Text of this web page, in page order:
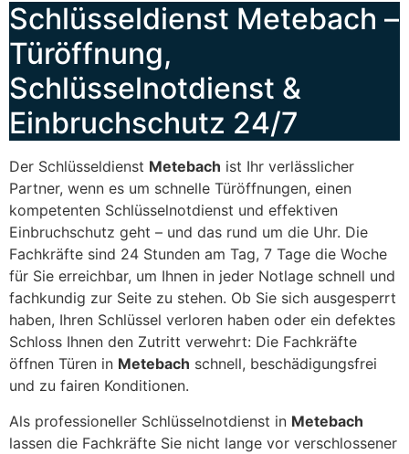
Schlüsseldienst Metebach –
Türöffnung,
Schlüsselnotdienst &
Einbruchschutz 24/7
Der Schlüsseldienst Metebach ist Ihr verlässlicher
Partner, wenn es um schnelle Türöffnungen, einen
kompetenten Schlüsselnotdienst und effektiven
Einbruchschutz geht – und das rund um die Uhr. Die
Fachkräfte sind 24 Stunden am Tag, 7 Tage die Woche
für Sie erreichbar, um Ihnen in jeder Notlage schnell und
fachkundig zur Seite zu stehen. Ob Sie sich ausgesperrt
haben, Ihren Schlüssel verloren haben oder ein defektes
Schloss Ihnen den Zutritt verwehrt: Die Fachkräfte
öffnen Türen in Metebach schnell, beschädigungsfrei
und zu fairen Konditionen.
Als professioneller Schlüsselnotdienst in Metebach
lassen die Fachkräfte Sie nicht lange vor verschlossener